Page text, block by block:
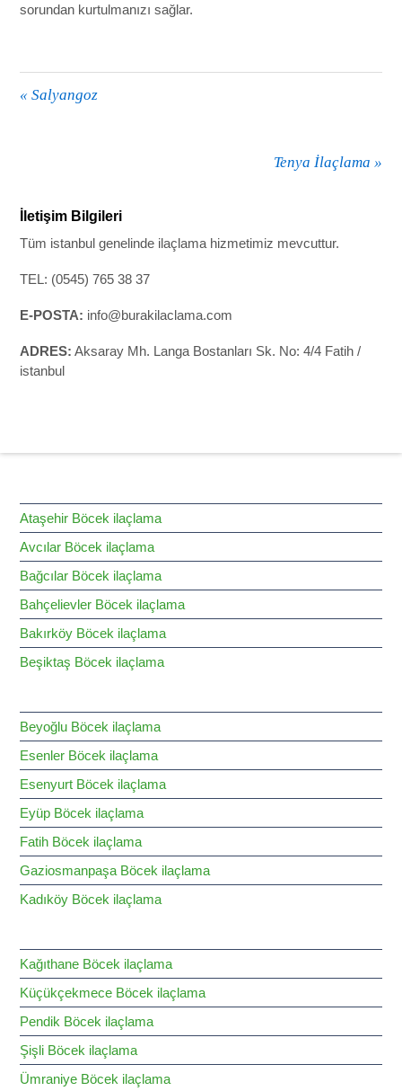
sorundan kurtulmanızı sağlar.
« Salyangoz
Tenya İlaçlama »
İletişim Bilgileri
Tüm istanbul genelinde ilaçlama hizmetimiz mevcuttur.
TEL: (0545) 765 38 37
E-POSTA: info@burakilaclama.com
ADRES: Aksaray Mh. Langa Bostanları Sk. No: 4/4 Fatih /
istanbul
Ataşehir Böcek ilaçlama
Avcılar Böcek ilaçlama
Bağcılar Böcek ilaçlama
Bahçelievler Böcek ilaçlama
Bakırköy Böcek ilaçlama
Beşiktaş Böcek ilaçlama
Beyoğlu Böcek ilaçlama
Esenler Böcek ilaçlama
Esenyurt Böcek ilaçlama
Eyüp Böcek ilaçlama
Fatih Böcek ilaçlama
Gaziosmanpaşa Böcek ilaçlama
Kadıköy Böcek ilaçlama
Kağıthane Böcek ilaçlama
Küçükçekmece Böcek ilaçlama
Pendik Böcek ilaçlama
Şişli Böcek ilaçlama
Ümraniye Böcek ilaçlama